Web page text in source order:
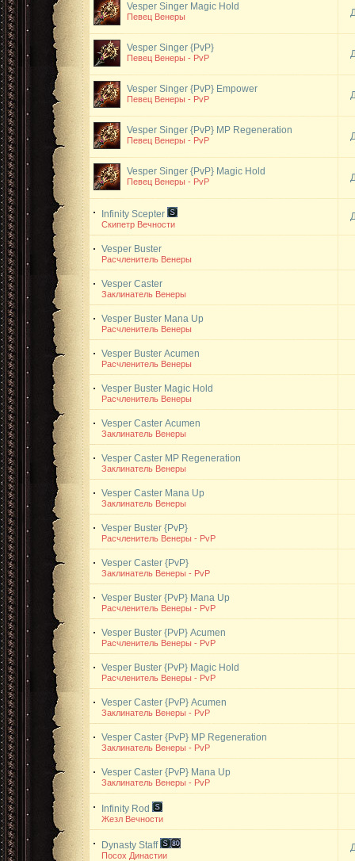
Vesper Singer Magic Hold
Певец Венеры
Vesper Singer {PvP}
Певец Венеры - PvP
Vesper Singer {PvP} Empower
Певец Венеры - PvP
Vesper Singer {PvP} MP Regeneration
Певец Венеры - PvP
Vesper Singer {PvP} Magic Hold
Певец Венеры - PvP
Infinity Scepter
Скипетр Вечности
Vesper Buster
Расчленитель Венеры
Vesper Caster
Заклинатель Венеры
Vesper Buster Mana Up
Расчленитель Венеры
Vesper Buster Acumen
Расчленитель Венеры
Vesper Buster Magic Hold
Расчленитель Венеры
Vesper Caster Acumen
Заклинатель Венеры
Vesper Caster MP Regeneration
Заклинатель Венеры
Vesper Caster Mana Up
Заклинатель Венеры
Vesper Buster {PvP}
Расчленитель Венеры - PvP
Vesper Caster {PvP}
Заклинатель Венеры - PvP
Vesper Buster {PvP} Mana Up
Расчленитель Венеры - PvP
Vesper Buster {PvP} Acumen
Расчленитель Венеры - PvP
Vesper Buster {PvP} Magic Hold
Расчленитель Венеры - PvP
Vesper Caster {PvP} Acumen
Заклинатель Венеры - PvP
Vesper Caster {PvP} MP Regeneration
Заклинатель Венеры - PvP
Vesper Caster {PvP} Mana Up
Заклинатель Венеры - PvP
Infinity Rod
Жезл Вечности
Dynasty Staff
Посох Династии